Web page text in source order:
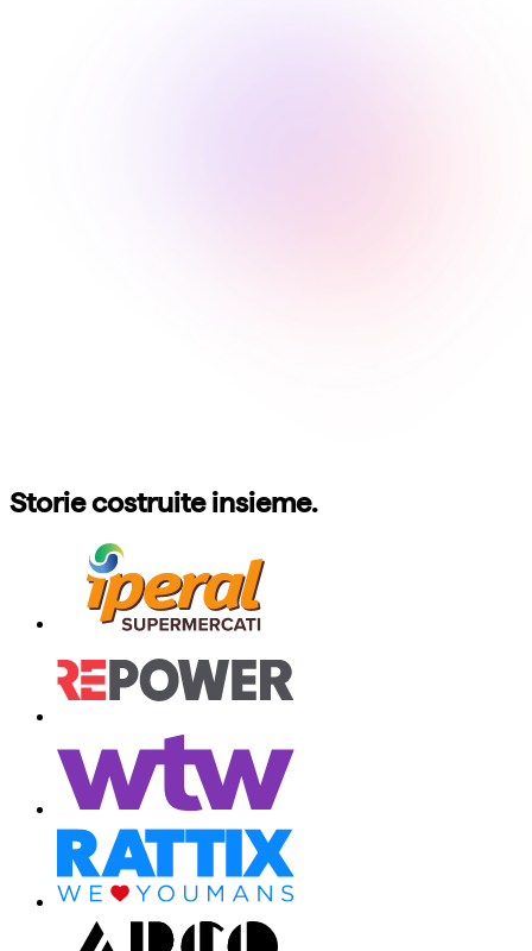
Storie costruite insieme.